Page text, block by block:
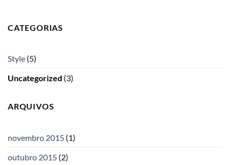
CATEGORIAS
Style (5)
Uncategorized (3)
ARQUIVOS
novembro 2015 (1)
outubro 2015 (2)